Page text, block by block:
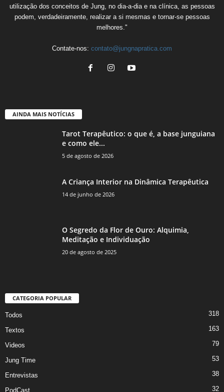
utilização dos conceitos de Jung, no dia-a-dia e na clínica, as pessoas
podem, verdadeiramente, realizar a si mesmas e tornar-se pessoas
melhores."
Contate-nos: contato@jungnapratica.com
AINDA MAIS NOTÍCIAS
Tarot Terapêutico: o que é, a base junguiana
e como ele...
5 de agosto de 2026
A Criança Interior na Dinâmica Terapêutica
14 de junho de 2026
O Segredo da Flor de Ouro: Alquimia,
Meditação e Individuação
20 de agosto de 2025
CATEGORIA POPULAR
Todos 318
Textos 163
Videos 79
Jung Time 53
Entrevistas 38
PodCast 32